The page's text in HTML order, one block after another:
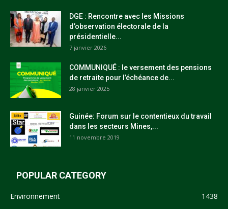
DGE : Rencontre avec les Missions
d’observation électorale de la
présidentielle...
7 janvier 2026
COMMUNIQUÉ : le versement des pensions
de retraite pour l’échéance de...
28 janvier 2025
Guinée: Forum sur le contentieux du travail
dans les secteurs Mines,...
11 novembre 2019
POPULAR CATEGORY
Environnement
1438